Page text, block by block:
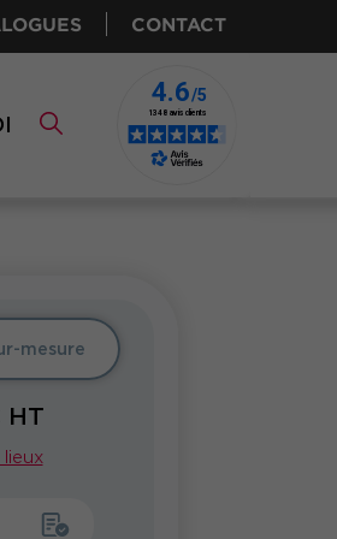
CONTACT
mesure
HT
lieux